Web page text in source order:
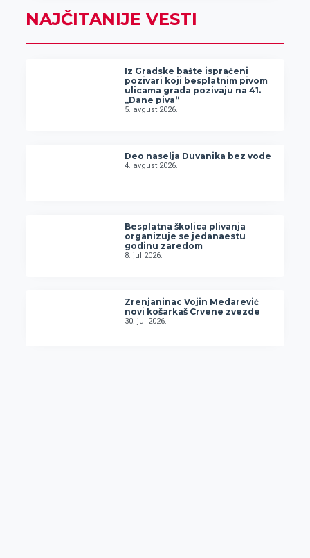
NAJČITANIJE VESTI
Iz Gradske bašte ispraćeni
pozivari koji besplatnim pivom
ulicama grada pozivaju na 41.
„Dane piva“
5. avgust 2026.
Deo naselja Duvanika bez vode
4. avgust 2026.
Besplatna školica plivanja
organizuje se jedanaestu
godinu zaredom
8. jul 2026.
Zrenjaninac Vojin Medarević
novi košarkaš Crvene zvezde
30. jul 2026.